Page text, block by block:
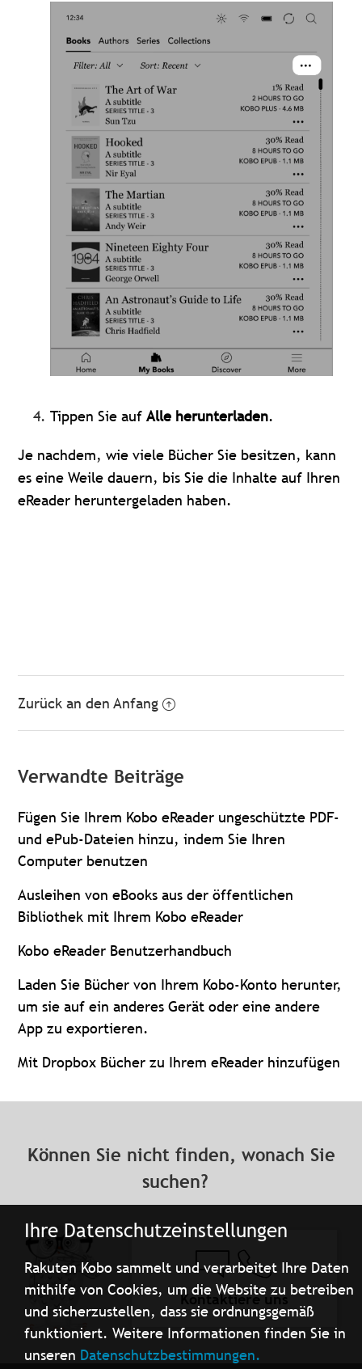
Ihre Datenschutzeinstellungen
Rakuten Kobo sammelt und verarbeitet Ihre Daten
mithilfe von Cookies, um die Website zu betreiben
und sicherzustellen, dass sie ordnungsgemäß
funktioniert. Weitere Informationen finden Sie in
unseren Datenschutzbestimmungen.
Tippen Sie aufAlle herunterladen.
Je nachdem, wie viele Bücher Sie besitzen, kann
es eine Weile dauern, bis Sie die Inhalte auf Ihren
eReader heruntergeladen haben.
Zurück an den Anfang
Verwandte Beiträge
Fügen Sie Ihrem Kobo eReader ungeschützte PDF-
und ePub-Dateien hinzu, indem Sie Ihren
Computer benutzen
Ausleihen von eBooks aus der öffentlichen
Bibliothek mit Ihrem Kobo eReader
Kobo eReader Benutzerhandbuch
Laden Sie Bücher von Ihrem Kobo-Konto herunter,
um sie auf ein anderes Gerät oder eine andere
App zu exportieren.
Mit Dropbox Bücher zu Ihrem eReader hinzufügen
Können Sie nicht finden, wonach Sie
suchen?
Kontaktiere uns